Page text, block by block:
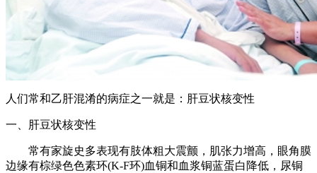
人们常和乙肝混淆的病症之一就是：肝豆状核变性
一、肝豆状核变性
常有家旋史多表现有肢体粗大震颤，肌张力增高，眼角膜
边缘有棕绿色色素环(K-F环)血铜和血浆铜蓝蛋白降低，尿铜